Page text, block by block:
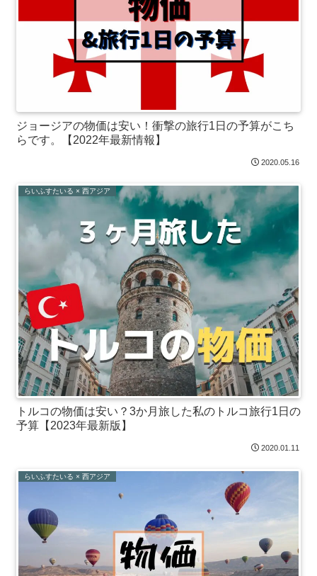
ジョージアの物価は安い！衝撃の旅行1日の予算がこち
らです。【2022年最新情報】
2020.05.16
らいふすたいる × 西アジア
トルコの物価は安い？3か月旅した私のトルコ旅行1日の
予算【2023年最新版】
2020.01.11
らいふすたいる × 西アジア